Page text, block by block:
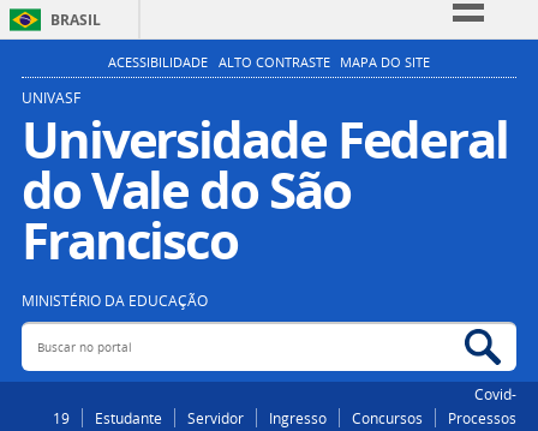
BRASIL
Simplifique!
Participe
Acesso à informação
Legislação
ACESSIBILIDADE ALTO CONTRASTE MAPA DO SITE
UNIVASF
Universidade Federal
do Vale do São
Francisco
MINISTÉRIO DA EDUCAÇÃO
Buscar no portal
Covid-
19
Estudante Servidor Ingresso Concursos
Processos